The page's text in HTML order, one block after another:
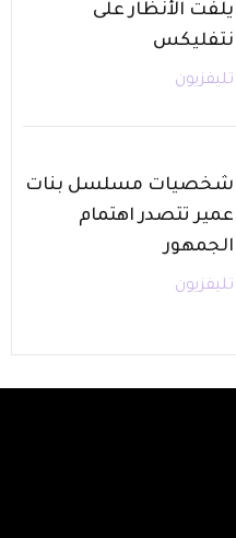
يلفت الأنظار على
نتفليكس
تليفزيون
شخصيات مسلسل بنات
عمير تتصدر اهتمام
الجمهور
تليفزيون